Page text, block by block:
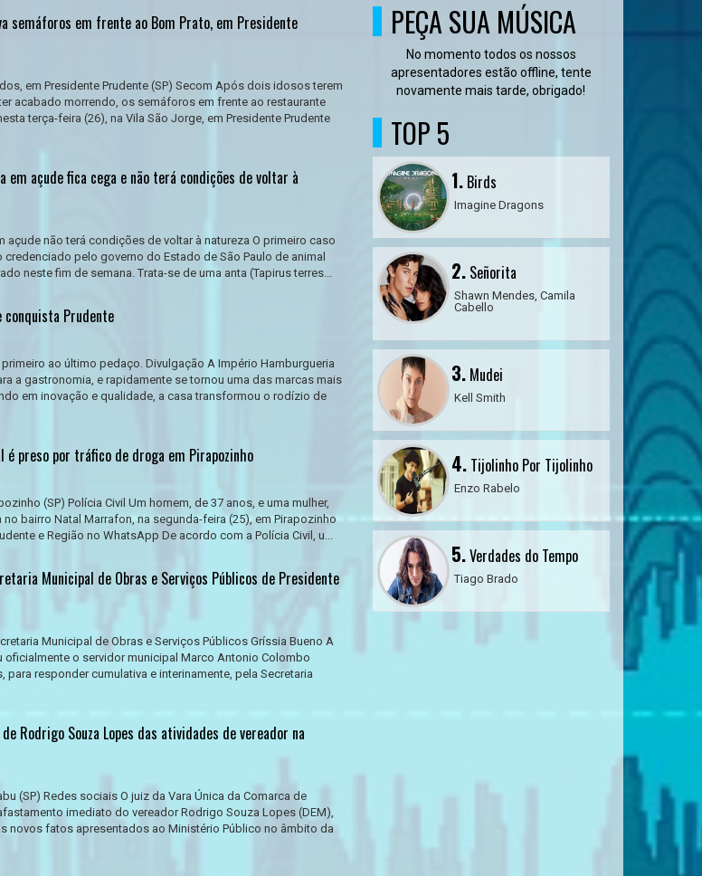
semáforos em frente ao Bom Prato, em Presidente
em Presidente Prudente (SP) Secom Após dois idosos terem
acabado morrendo, os semáforos em frente ao restaurante
terça-feira (26), na Vila São Jorge, em Presidente Prudente
açude fica cega e não terá condições de voltar à
não terá condições de voltar à natureza O primeiro caso
pelo governo do Estado de São Paulo de animal
neste fim de semana. Trata-se de uma anta (Tapirus terres...
conquista Prudente
ao último pedaço. Divulgação A Império Hamburgueria
a gastronomia, e rapidamente se tornou uma das marcas mais
em inovação e qualidade, a casa transformou o rodízio de
é preso por tráfico de droga em Pirapozinho
(SP) Polícia Civil Um homem, de 37 anos, e uma mulher,
bairro Natal Marrafon, na segunda-feira (25), em Pirapozinho
e Região no WhatsApp De acordo com a Polícia Civil, u...
Municipal de Obras e Serviços Públicos de Presidente
Municipal de Obras e Serviços Públicos Gríssia Bueno A
oficialmente o servidor municipal Marco Antonio Colombo
responder cumulativa e interinamente, pela Secretaria
Rodrigo Souza Lopes das atividades de vereador na
(SP) Redes sociais O juiz da Vara Única da Comarca de
imediato do vereador Rodrigo Souza Lopes (DEM),
novos fatos apresentados ao Ministério Público no âmbito da
PEÇA SUA MÚSICA
No momento todos os nossos
apresentadores estão offline, tente
novamente mais tarde, obrigado!
TOP 5
1.Birds
Imagine Dragons
2.Señorita
Shawn Mendes, Camila
Cabello
3.Mudei
Kell Smith
4.Tijolinho Por Tijolinho
Enzo Rabelo
5.Verdades do Tempo
Tiago Brado